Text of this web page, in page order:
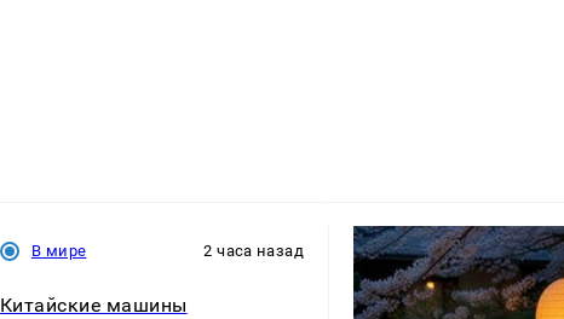
В мире 2 часа назад
Китайские машины